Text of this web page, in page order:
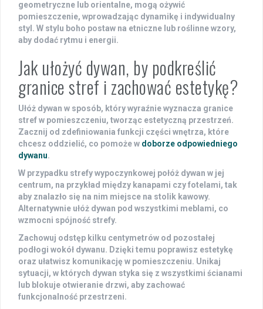
geometryczne lub orientalne, mogą ożywić
pomieszczenie, wprowadzając dynamikę i indywidualny
styl. W stylu boho postaw na etniczne lub roślinne wzory,
aby dodać rytmu i energii.
Jak ułożyć dywan, by podkreślić
granice stref i zachować estetykę?
Ułóż dywan w sposób, który wyraźnie wyznacza granice
strefw pomieszczeniu, tworząc estetyczną przestrzeń.
Zacznij od zdefiniowania funkcji części wnętrza, które
chcesz oddzielić, co pomoże w doborze odpowiedniego
dywanu.
W przypadku strefy wypoczynkowej połóż dywan w jej
centrum, na przykład między kanapami czy fotelami, tak
aby znalazło się na nim miejsce na stolik kawowy.
Alternatywnie ułóż dywan pod wszystkimi meblami, co
wzmocni spójność strefy.
Zachowuj odstęp kilku centymetrów od pozostałej
podłogi wokół dywanu. Dzięki temu poprawisz estetykę
oraz ułatwisz komunikację w pomieszczeniu. Unikaj
sytuacji, w których dywan styka się z wszystkimi ścianami
lub blokuje otwieranie drzwi, aby zachować
funkcjonalność przestrzeni.